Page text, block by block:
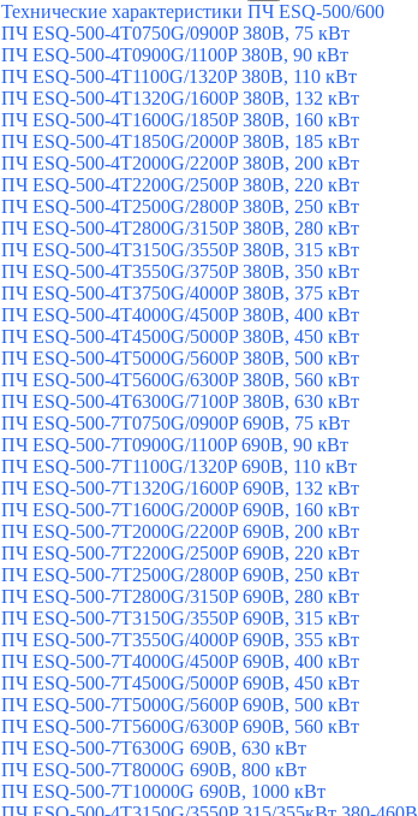
Технические характеристики ПЧ ESQ-500/600
ПЧ ESQ-500-4T0750G/0900P 380В, 75 кВт
ПЧ ESQ-500-4T0900G/1100P 380В, 90 кВт
ПЧ ESQ-500-4T1100G/1320P 380В, 110 кВт
ПЧ ESQ-500-4T1320G/1600P 380В, 132 кВт
ПЧ ESQ-500-4T1600G/1850P 380В, 160 кВт
ПЧ ESQ-500-4T1850G/2000P 380В, 185 кВт
ПЧ ESQ-500-4T2000G/2200P 380В, 200 кВт
ПЧ ESQ-500-4T2200G/2500P 380В, 220 кВт
ПЧ ESQ-500-4T2500G/2800P 380В, 250 кВт
ПЧ ESQ-500-4T2800G/3150P 380В, 280 кВт
ПЧ ESQ-500-4T3150G/3550P 380В, 315 кВт
ПЧ ESQ-500-4T3550G/3750P 380В, 350 кВт
ПЧ ESQ-500-4T3750G/4000P 380В, 375 кВт
ПЧ ESQ-500-4T4000G/4500P 380В, 400 кВт
ПЧ ESQ-500-4T4500G/5000P 380В, 450 кВт
ПЧ ESQ-500-4T5000G/5600P 380В, 500 кВт
ПЧ ESQ-500-4T5600G/6300P 380В, 560 кВт
ПЧ ESQ-500-4T6300G/7100P 380В, 630 кВт
ПЧ ESQ-500-7T0750G/0900P 690В, 75 кВт
ПЧ ESQ-500-7T0900G/1100P 690В, 90 кВт
ПЧ ESQ-500-7T1100G/1320P 690В, 110 кВт
ПЧ ESQ-500-7T1320G/1600P 690В, 132 кВт
ПЧ ESQ-500-7T1600G/2000P 690В, 160 кВт
ПЧ ESQ-500-7T2000G/2200P 690В, 200 кВт
ПЧ ESQ-500-7T2200G/2500P 690В, 220 кВт
ПЧ ESQ-500-7T2500G/2800P 690В, 250 кВт
ПЧ ESQ-500-7T2800G/3150P 690В, 280 кВт
ПЧ ESQ-500-7T3150G/3550P 690В, 315 кВт
ПЧ ESQ-500-7T3550G/4000P 690В, 355 кВт
ПЧ ESQ-500-7T4000G/4500P 690В, 400 кВт
ПЧ ESQ-500-7T4500G/5000P 690В, 450 кВт
ПЧ ESQ-500-7T5000G/5600P 690В, 500 кВт
ПЧ ESQ-500-7T5600G/6300P 690В, 560 кВт
ПЧ ESQ-500-7T6300G 690В, 630 кВт
ПЧ ESQ-500-7T8000G 690В, 800 кВт
ПЧ ESQ-500-7T10000G 690В, 1000 кВт